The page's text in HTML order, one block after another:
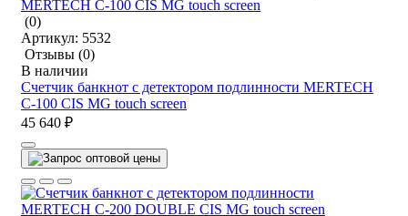
(0)
Артикул: 5532
Отзывы (0)
В наличии
Счетчик банкнот с детектором подлинности MERTECH
C-100 CIS MG touch screen
45 640 ₽